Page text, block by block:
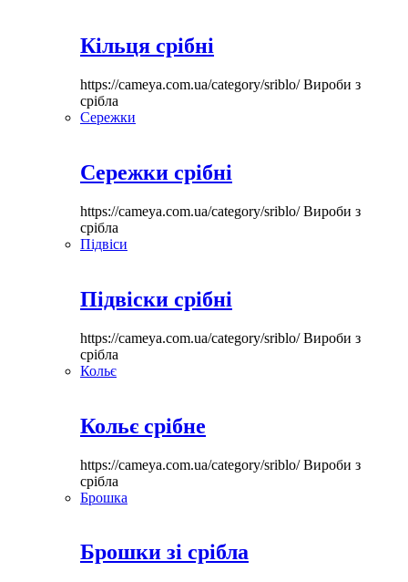
Кільця срібні
https://cameya.com.ua/category/sriblo/Вироби з
срібла
Сережки
Сережки срібні
https://cameya.com.ua/category/sriblo/Вироби з
срібла
Підвіси
Підвіски срібні
https://cameya.com.ua/category/sriblo/Вироби з
срібла
Кольє
Кольє срібне
https://cameya.com.ua/category/sriblo/Вироби з
срібла
Брошка
Брошки зі срібла